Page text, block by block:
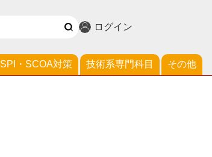
ログイン
SPI・SCOA対策 技術系専門科目 その他